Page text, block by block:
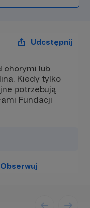
Udostępnij
chorymi lub
Kiedy tylko
potrzebują
Fundacji
Obserwuj